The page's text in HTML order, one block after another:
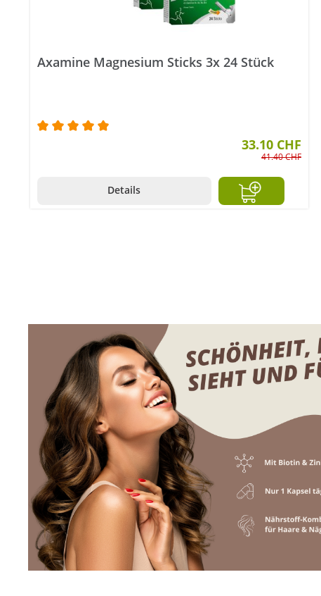
Axamine Magnesium Sticks 3x 24 Stück
Durchschnittliche Bewertung von 5 von 5 Sternen
33.10 CHF
41.40 CHF
Details